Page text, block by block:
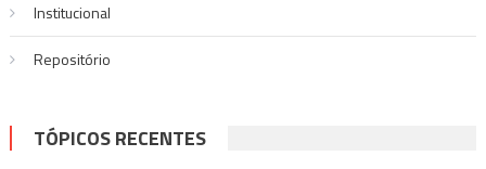
Institucional
Repositório
TÓPICOS RECENTES